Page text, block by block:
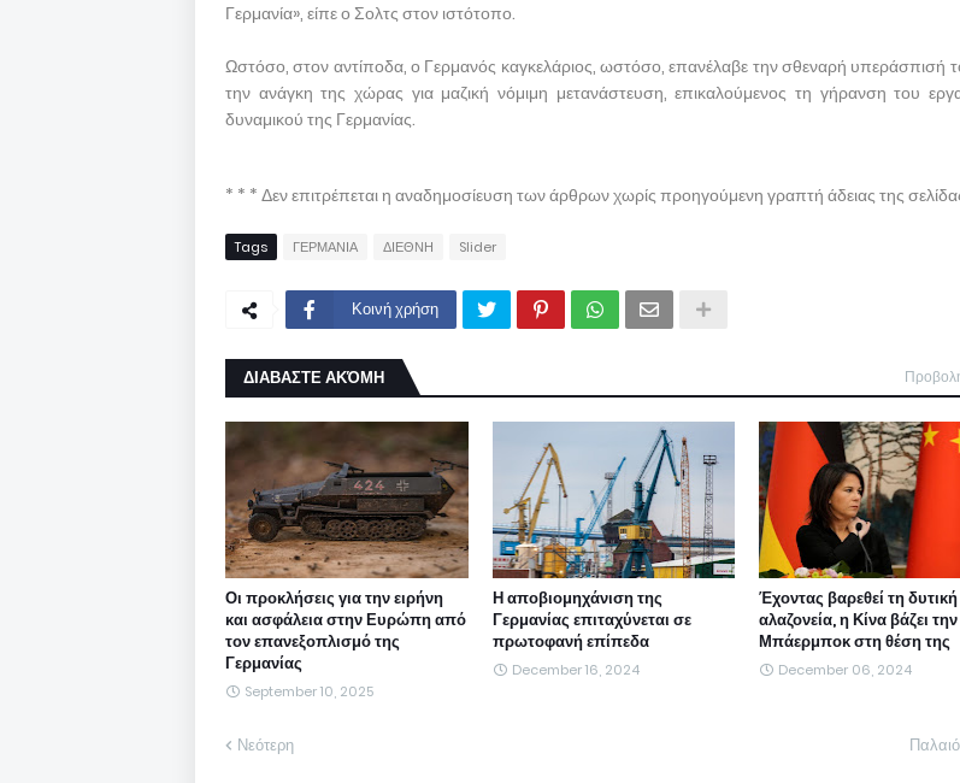
Γερμανία», είπε ο Σολτς στον ιστότοπο.
Ωστόσο, στον αντίποδα, ο Γερμανός καγκελάριος, ωστόσο, επανέλαβε την σθεναρή υπεράσπισή
την ανάγκη της χώρας για μαζική νόμιμη μετανάστευση, επικαλούμενος τη γήρανση του
δυναμικού της Γερμανίας.
* * * Δεν επιτρέπεται η αναδημοσίευση των άρθρων χωρίς προηγούμενη γραπτή άδειας της
Tags ΓΕΡΜΑΝΙΑ ΔΙΕΘΝΗ Slider
Κοινή χρήση
ΔΙΑΒΑΣΤΕ ΑΚΌΜΗ
Οι προκλήσεις για την ειρήνη
και ασφάλεια στην Ευρώπη από
τον επανεξοπλισμό της
Γερμανίας
September 10, 2025
Η αποβιομηχάνιση της
Γερμανίας επιταχύνεται σε
πρωτοφανή επίπεδα
December 16, 2024
Έχοντας βαρεθεί τη δυτική
αλαζονεία, η Κίνα βάζει την
Μπάερμποκ στη θέση της
December 06, 2024
Νεότερη